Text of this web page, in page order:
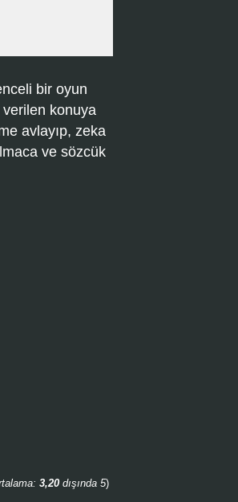
bir oyun
konuya
avlayıp, zeka
ve sözcük
3,20 dışında 5)